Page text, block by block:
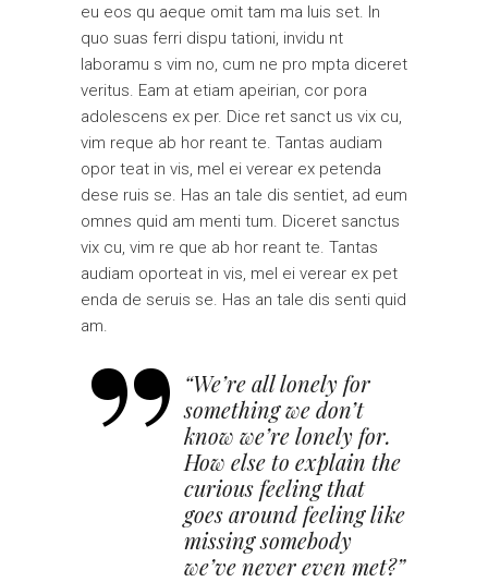
eu eos qu aeque omit tam ma luis set. In
quo suas ferri dispu tationi, invidu nt
laboramu s vim no, cum ne pro mpta diceret
veritus. Eam at etiam apeirian, cor pora
adolescens ex per. Dice ret sanct us vix cu,
vim reque ab hor reant te. Tantas audiam
opor teat in vis, mel ei verear ex petenda
dese ruis se. Has an tale dis sentiet, ad eum
omnes quid am menti tum. Diceret sanctus
vix cu, vim re que ab hor reant te. Tantas
audiam oporteat in vis, mel ei verear ex pet
enda de seruis se. Has an tale dis senti quid
am.
“We’re all lonely for
something we don’t
know we’re lonely for.
How else to explain the
curious feeling that
goes around feeling like
missing somebody
we’ve never even met?”